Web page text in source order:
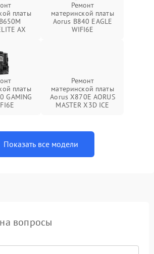
платы
AX
Ремонт
материнской платы
Aorus B840 EAGLE
WIFI6E
платы
GAMING
Ремонт
материнской платы
Aorus X870E AORUS
MASTER X3D ICE
Показать все модели
вопросы